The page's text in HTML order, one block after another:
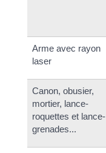
Arme avec rayon
laser
Canon, obusier,
mortier, lance-
roquettes et lance-
grenades...